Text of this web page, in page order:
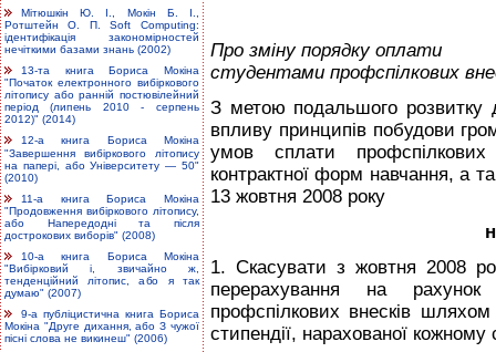
Мітюшкін Ю. І., Мокін Б. І.,
Ротштейн О. П. Soft Computing:
ідентифікація закономірностей
нечіткими базами знань (2002)
13-та книга Бориса Мокіна
"Початок електронного вибіркового
літопису або ранній постювілейний
період (липень 2010 - серпень
2012)" (2014)
12-а книга Бориса Мокіна
"Завершення вибіркового літопису
на папері, або Університету — 50"
(2010)
11-а книга Бориса Мокіна
"Продовження вибіркового літопису,
або Напередодні та після
дострокових виборів" (2008)
10-а книга Бориса Мокіна
"Вибірковий і, звичайно ж,
тенденційний літопис, або я так
думаю" (2007)
9-а публіцистична книга Бориса
Мокіна "Друге дихання, або З чужої
пісні слова не викинеш" (2006)
Про зміну порядку оплати
студентами профспілкових
З метою подальшого розвитку
впливу принципів побудови
умов сплати
контрактної форм навчання, а
13 жовтня 2008 року
1. Скасувати з жовтня 2008
перерахування на рахунок
профспілкових внесків
стипендії, нарахованої